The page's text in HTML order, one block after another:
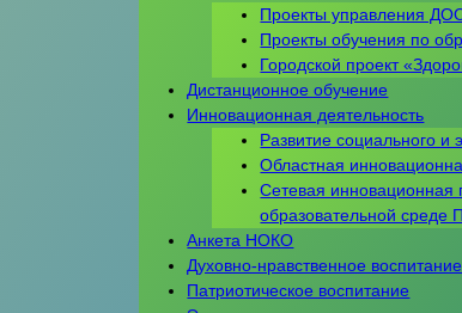
Проекты управления
Проекты обучения по
Городской проект
Дистанционное обучение
Инновационная деятельность
Развитие социального и
Областная
Сетевая
образовательной среде
Анкета НОКО
Духовно-нравственное воспитание
Патриотическое воспитание